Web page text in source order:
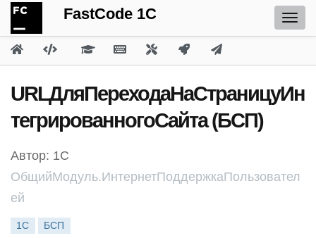
FastCode 1C
URLДляПереходаНаСтраницуИн
тегрированногоСайта (БСП)
Автор: 1С
ОбщийМодуль.ИнтернетПоддержкаПользовател
ей
1С БСП